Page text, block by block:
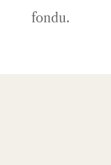
fondu.